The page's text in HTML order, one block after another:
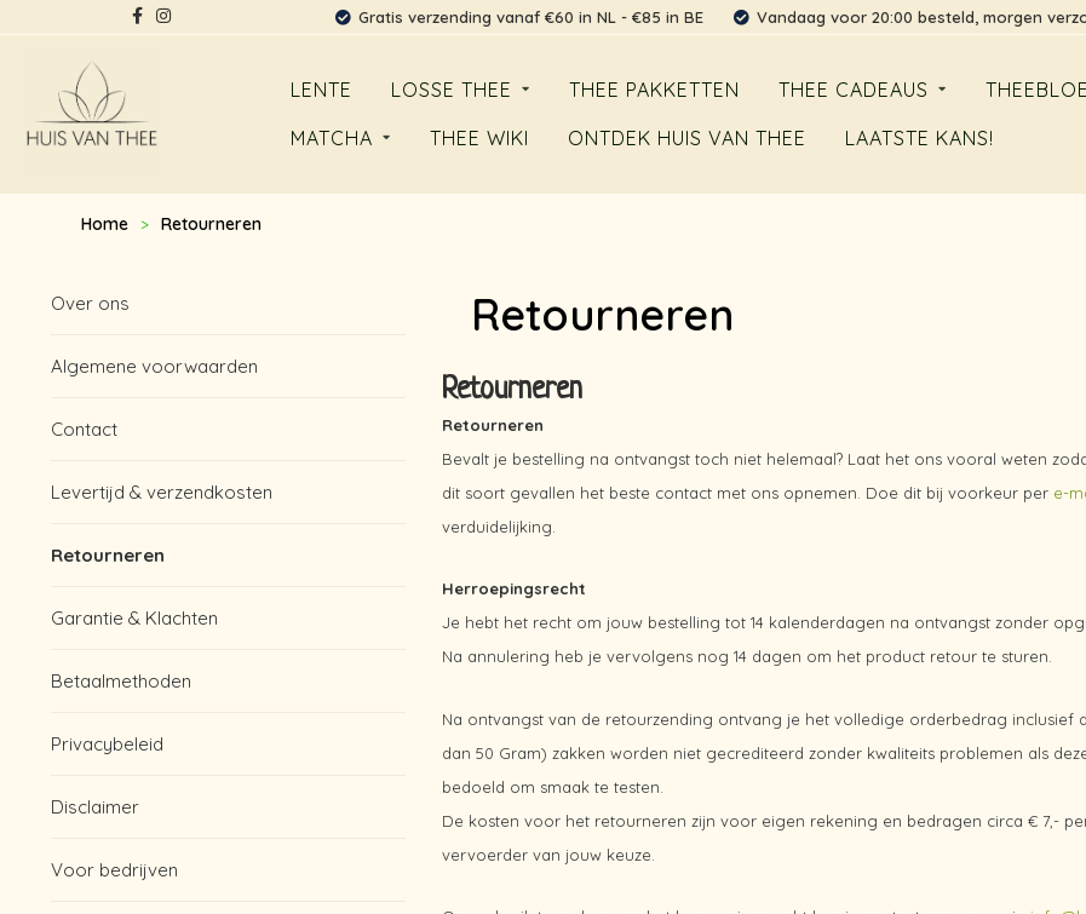
Gratis verzending vanaf €60 in NL - €85 in BE Vandaag voor 20:00 besteld, morgen
LENTE LOSSE THEE THEE PAKKETTEN THEE CADEAUS
MATCHA
THEE WIKI ONTDEK HUIS VAN THEE LAATSTE KANS!
Home > Retourneren
Over ons
Algemene voorwaarden
Contact
Levertijd & verzendkosten
Retourneren
Garantie & Klachten
Betaalmethoden
Privacybeleid
Disclaimer
Voor bedrijven
Retourneren
Retourneren
Retourneren
Bevalt je bestelling na ontvangst toch niet helemaal? Laat het ons vooral weten
dit soort gevallen het beste contact met ons opnemen. Doe dit bij voorkeur per e-
verduidelijking.
Herroepingsrecht
Je hebt het recht om jouw bestelling tot 14 kalenderdagen na ontvangst zonder
Na annulering heb je vervolgens nog 14 dagen om het product retour te sturen.
Na ontvangst van de retourzending ontvang je het volledige orderbedrag
dan 50 Gram) zakken worden niet gecrediteerd zonder kwaliteits problemen als
bedoeld om smaak te testen.
De kosten voor het retourneren zijn voor eigen rekening en bedragen circa € 7,-
vervoerder van jouw keuze.